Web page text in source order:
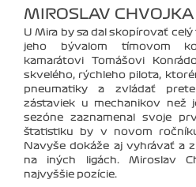
MIROSLAV
U Mira by sa dal skopírovať
jeho bývalom tímovom
kamarátovi Tomášovi
skvelého, rýchleho pilota,
pneumatiky a zvládať
zástaviek u mechanikov než
sezóne zaznamenal svoje
štatistiku by v novom
Navyše dokáže aj vyhrávať a
na iných ligách. Miroslav
najvyššie pozície.